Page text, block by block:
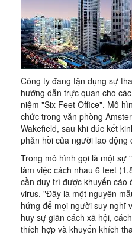
Công ty đang tận dụng sự
hướng dẫn trực quan cho
niệm "Six Feet Office". Mô
chức trong văn phòng
Wakefield, sau khi đúc kết
phản hồi của người lao động
Trong mô hình gọi là một sự
làm việc cách nhau 6 feet
cần duy trì được khuyến cáo
virus. "Đây là một nguyên
hứng để mọi người suy nghĩ
huy sự giãn cách xã hội,
thích hợp và khuyến khích